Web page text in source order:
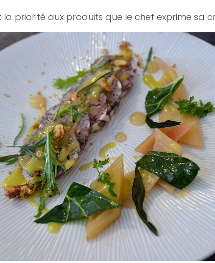
la priorité aux produits que le chef exprime sa